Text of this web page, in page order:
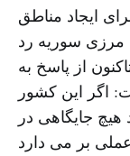
ایجاد مناطق
مرزی سوریه رد
از پاسخ به
اگر این کشور
جایگاهی در
بر می دارد